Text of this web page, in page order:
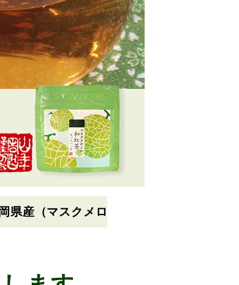
県産（マスクメロ